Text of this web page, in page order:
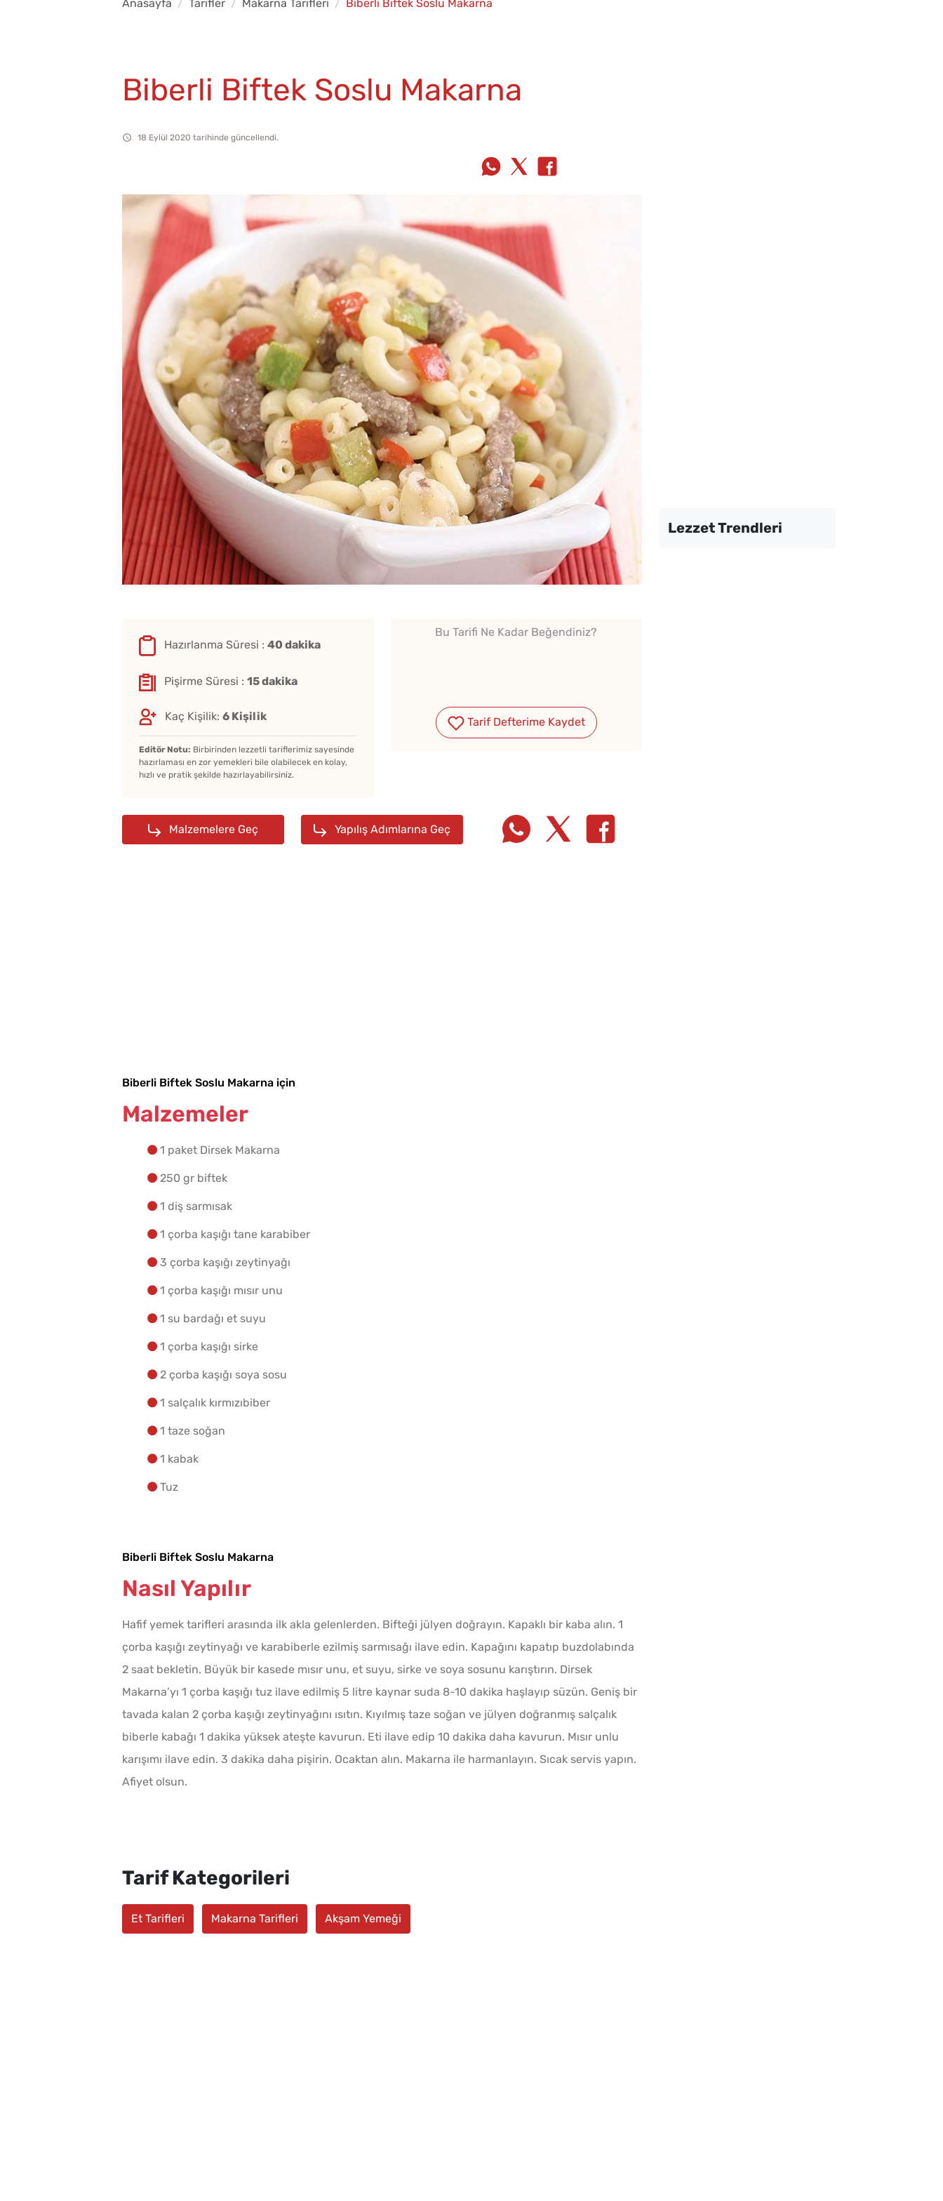
Anasayfa Tarifler Makarna Tarifleri Biberli Biftek Soslu Makarna
Biberli Biftek Soslu Makarna
18 Eylül 2020 tarihinde güncellendi.
Hazırlanma Süresi : 40 dakika
Pişirme Süresi : 15 dakika
Kaç Kişilik: 6 Kişilik
Editör Notu: Birbirinden lezzetli tariflerimiz sayesinde
hazırlaması en zor yemekleri bile olabilecek en kolay,
hızlı ve pratik şekilde hazırlayabilirsiniz.
Bu Tarifi Ne Kadar Beğendiniz?
Tarif Defterime Kaydet
Malzemelere Geç Yapılış Adımlarına Geç
Biberli Biftek Soslu Makarna için
Malzemeler
1 paket Dirsek Makarna
250 gr biftek
1 diş sarmısak
1 çorba kaşığı tane karabiber
3 çorba kaşığı zeytinyağı
1 çorba kaşığı mısır unu
1 su bardağı et suyu
1 çorba kaşığı sirke
2 çorba kaşığı soya sosu
1 salçalık kırmızıbiber
1 taze soğan
1 kabak
Tuz
Biberli Biftek Soslu Makarna
Nasıl Yapılır
Hafif yemek tarifleri arasında ilk akla gelenlerden. Bifteği jülyen doğrayın. Kapaklı bir kaba alın. 1
çorba kaşığı zeytinyağı ve karabiberle ezilmiş sarmısağı ilave edin. Kapağını kapatıp buzdolabında
2 saat bekletin. Büyük bir kasede mısır unu, et suyu, sirke ve soya sosunu karıştırın. Dirsek
Makarna’yı 1 çorba kaşığı tuz ilave edilmiş 5 litre kaynar suda 8-10 dakika haşlayıp süzün. Geniş bir
tavada kalan 2 çorba kaşığı zeytinyağını ısıtın. Kıyılmış taze soğan ve jülyen doğranmış salçalık
biberle kabağı 1 dakika yüksek ateşte kavurun. Eti ilave edip 10 dakika daha kavurun. Mısır unlu
karışımı ilave edin. 3 dakika daha pişirin. Ocaktan alın. Makarna ile harmanlayın. Sıcak servis yapın.
Afiyet olsun.
Tarif Kategorileri
Et Tarifleri Makarna Tarifleri Akşam Yemeği